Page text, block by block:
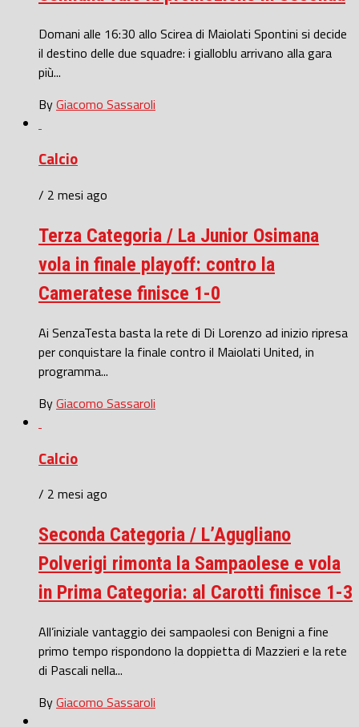
Domani alle 16:30 allo Scirea di Maiolati Spontini si decide
il destino delle due squadre: i gialloblu arrivano alla gara
più...
ByGiacomo Sassaroli
Calcio
/ 2 mesi ago
Terza Categoria / La Junior Osimana
vola in finale playoff: contro la
Cameratese finisce 1-0
Ai SenzaTesta basta la rete di Di Lorenzo ad inizio ripresa
per conquistare la finale contro il Maiolati United, in
programma...
ByGiacomo Sassaroli
Calcio
/ 2 mesi ago
Seconda Categoria / L’Agugliano
Polverigi rimonta la Sampaolese e vola
in Prima Categoria: al Carotti finisce 1-3
All’iniziale vantaggio dei sampaolesi con Benigni a fine
primo tempo rispondono la doppietta di Mazzieri e la rete
di Pascali nella...
ByGiacomo Sassaroli